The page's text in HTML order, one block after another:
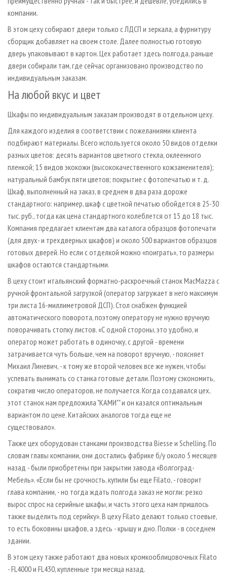
компании.
В этом цеху собирают двери только с ЛДСП и зеркала, а фурнитуру
сборщик добавляет на своем столе. Далее полностью готовую
дверь упаковывают в картон. Цех работает здесь полгода, раньше
двери собирали там, где сейчас организовано производство по
индивидуальным заказам.
На любой вкус и цвет
Шкафы по индивидуальным заказам производят в отдельном цеху.
Для каждого изделия в соответствии с пожеланиями клиента
подбирают материалы. Всего используется около 50 видов отделки
разных цветов: десять вариантов цветного стекла, оклеенного
пленкой; 15 видов экокожи (высококачественного кожзаменителя);
натуральный бамбук пяти цветов; покрытие с фотопечатью и т. д.
Шкаф, выполненный на заказ, в среднем в два раза дороже
стандартного: например, шкаф с цветной печатью обойдется в 25-30
тыс. руб., тогда как цена стандартного колеблется от 15 до 18 тыс.
Компания предлагает клиентам два каталога образцов фотопечати
(для двух- и трехдверных шкафов) и около 500 вариантов образцов
готовых дверей. Но если с отделкой можно «поиграть», то размеры
шкафов остаются стандартными.
В цеху стоит итальянский форматно-раскроечный станок MacMazza с
ручной фронтальной загрузкой (оператор загружает в него максимум
три листа 16-миллиметровой ДСП). Стол снабжен функцией
автоматического поворота, поэтому оператору не нужно вручную
поворачивать стопку листов. «С одной стороны, это удобно, и
оператор может работать в одиночку, с другой - времени
затрачивается чуть больше, чем на поворот вручную, - поясняет
Михаил Линевич, - к тому же второй человек все же нужен, чтобы
успевать вынимать со станка готовые детали. Поэтому сэкономить,
сократив число операторов, не получается. Когда создавался цех,
этот станок нам предложила "КАМИ"" и он казался оптимальным
вариантом по цене. Китайских аналогов тогда еще не
существовало».
Также цех оборудован станками производства Biesse и Schelling. По
словам главы компании, они достались фабрике б/у около 5 месяцев
назад - были приобретены при закрытии завода «Волгоград-
Мебель». «Если бы не срочность, купили бы еще Filato, - говорит
глава компании, - но тогда ждать полгода заказ не могли: резко
вырос спрос на серийные шкафы, и часть этого цеха нам пришлось
также выделить под серийку». В цеху Filato делают только стоевые,
то есть боковины шкафов, а здесь - крышу и дно. Полки - в соседнем
здании.
В этом цеху также работают два новых кромкооблицовочных Filato
- FL4000 и FL430, купленные три месяца назад.